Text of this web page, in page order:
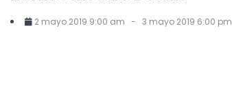
2 mayo 2019 9:00 am - 3 mayo 2019 6:00 pm